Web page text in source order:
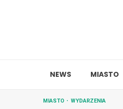
NEWS MIASTO
MIASTO WYDARZENIA